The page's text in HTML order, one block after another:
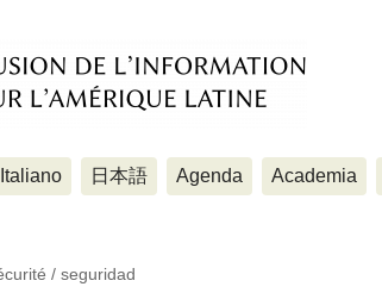
Italiano 日本語 Agenda Academia
/ seguridad